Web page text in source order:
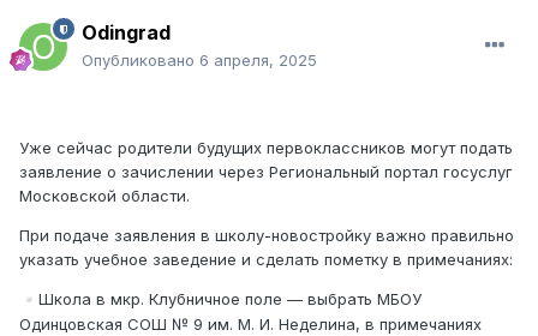
Odingrad
Опубликовано 6 апреля, 2025
Уже сейчас родители будущих первоклассников могут подать
заявление о зачислении через Региональный портал госуслуг
Московской области.
При подаче заявления в школу-новостройку важно правильно
указать учебное заведение и сделать пометку в примечаниях:
▫️ Школа в мкр. Клубничное поле — выбрать МБОУ
Одинцовская СОШ № 9 им. М. И. Неделина, в примечаниях